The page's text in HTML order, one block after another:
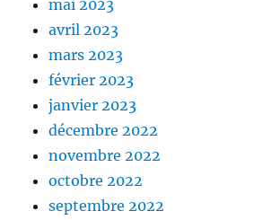
mai 2023
avril 2023
mars 2023
février 2023
janvier 2023
décembre 2022
novembre 2022
octobre 2022
septembre 2022